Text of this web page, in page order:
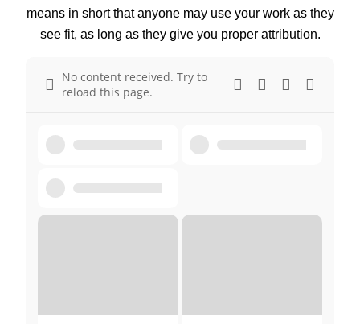
means in short that anyone may use your work as they
see fit, as long as they give you proper attribution.
No content received. Try to
reload this page.